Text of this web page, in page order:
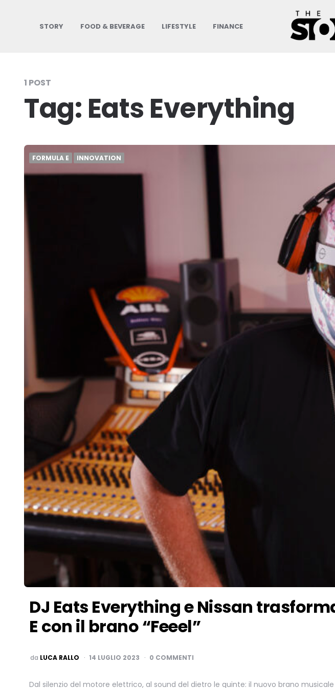
STORY FOOD & BEVERAGE LIFESTYLE FINANCE
1 POST
Tag: Eats Everything
FORMULA E INNOVATION
DJ Eats Everything e Nissan
E con il brano “Feeel”
PUBBLICATO
da LUCA RALLO 14 LUGLIO 2023 0 COMMENTI
Dal silenzio del motore elettrico, al sound del dietro le quinte: il nuovo brano